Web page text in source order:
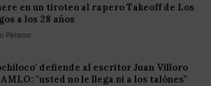
en un tiroteo al rapero Takeoff de Los
a los 28 años
Páramo
defiende al escritor Juan Villoro
"usted no le llega ni a los talónes"